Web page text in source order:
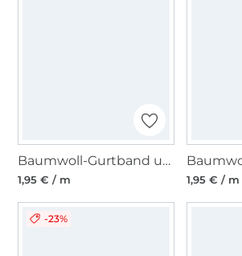
Baumwoll-Gurtband uni orange 38 mm
1,95 € / m 1,95 € / m
-23%